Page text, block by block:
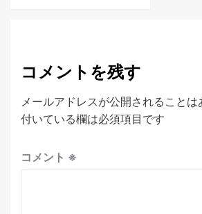
コメントを残す
メールアドレスが公開されることは
付いている欄は必須項目です
コメント ※